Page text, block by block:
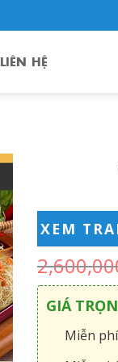
LIÊN HỆ
XEM
GIÁ
Miễn